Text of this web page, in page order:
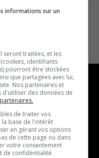
franco
récemment
informations sur un
seront traitées, et les
identifiants
pourront être stockées
que partagées avec lui,
Nos partenaires et
d'utiliser des données de
de traiter vos
la base de l'intérêt
en gérant vos options
de cette page ou dans
votre consentement
de confidentialité.